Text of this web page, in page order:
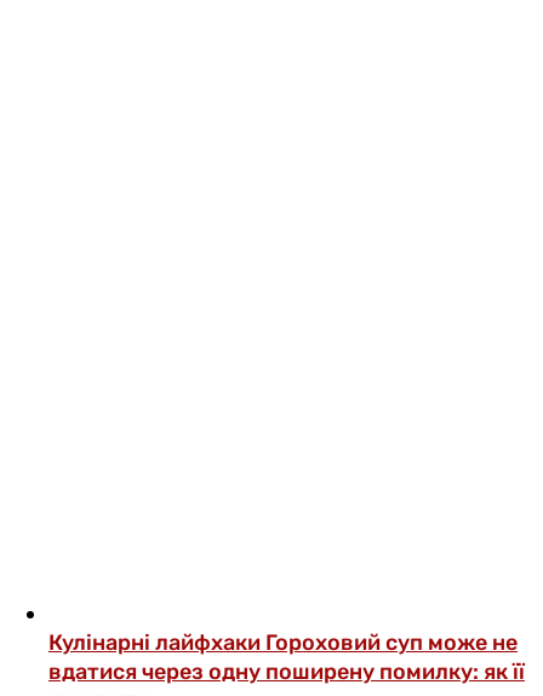
Кулінарні лайфхаки Гороховий суп може не
вдатися через одну поширену помилку: як її